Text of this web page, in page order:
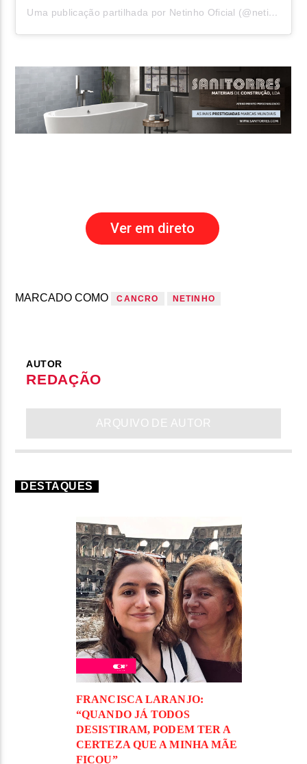
Uma publicação partilhada por Netinho Oficial (@netinhooficialbrasileiro)
Ver em direto
MARCADO COMO CANCRO NETINHO
AUTOR
REDAÇÃO
ARQUIVO DE AUTOR
DESTAQUES
FRANCISCA LARANJO:
“QUANDO JÁ TODOS
DESISTIRAM, PODEM TER A
CERTEZA QUE A MINHA MÃE
FICOU”